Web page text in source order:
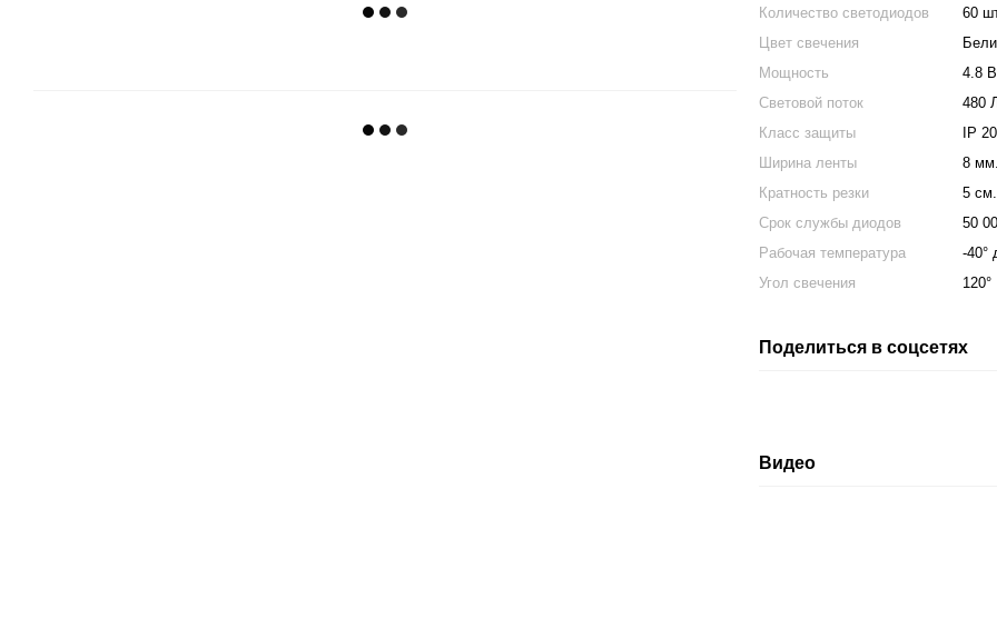
Количество светодиодов
60
Цвет свечения
Мощность
4.8
Световой поток
480
Класс защиты
IP
Ширина ленты
8 мм.
Кратность резки
5 см.
Срок службы диодов
50
Рабочая температура
-40°
Угол свечения
120°
Поделиться в соцсетях
Видео